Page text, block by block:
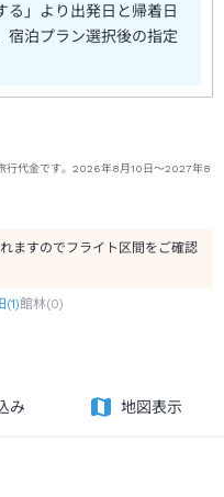
る」より出発日と帰着日
宿泊プラン選択後の指定
行代金です。2026年8月10日～2027年8
ますのでフライト区間をご確認
(1)館林(0)
み 地図表示